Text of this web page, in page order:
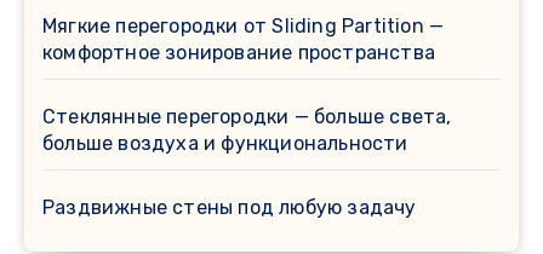
Мягкие перегородки от Sliding Partition —
комфортное зонирование пространства
Стеклянные перегородки — больше света,
больше воздуха и функциональности
Раздвижные стены под любую задачу